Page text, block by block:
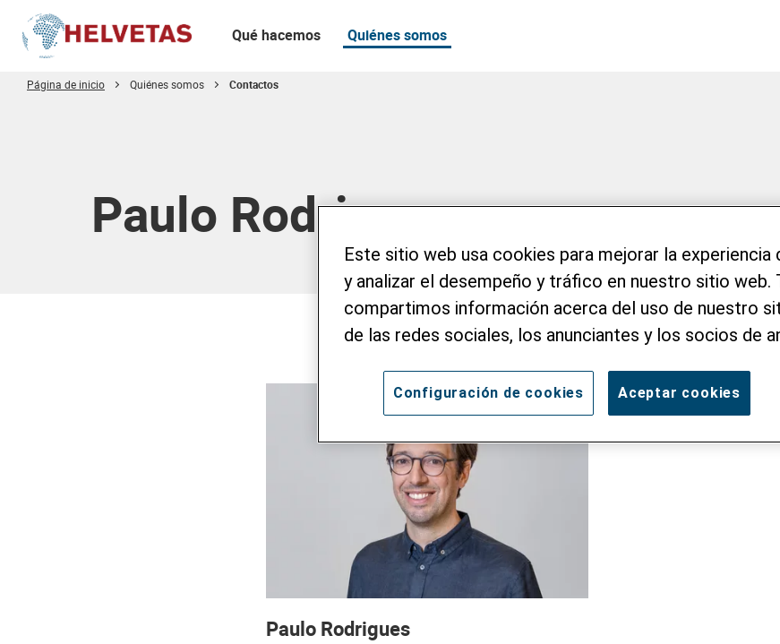
Qué hacemos Quiénes somos
Página de inicio Quiénes somos Contactos
Paulo Rodrigues
Paulo Rodrigues
Este sitio web usa cookies para mejorar la experiencia
y analizar el desempeño y tráfico en nuestro sitio web.
compartimos información acerca del uso de nuestro
de las redes sociales, los anunciantes y los socios de
Aceptar cookies
Configuración de cookies